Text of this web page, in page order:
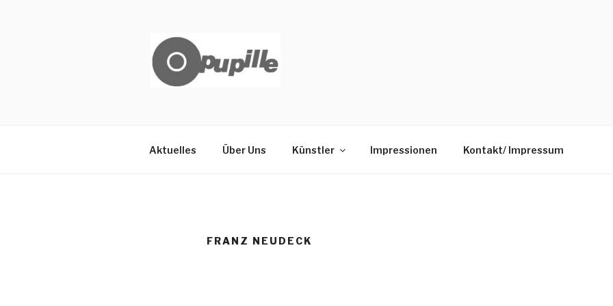
Aktuelles Über Uns Künstler Impressionen Kontakt/ Impressum
FRANZ NEUDECK